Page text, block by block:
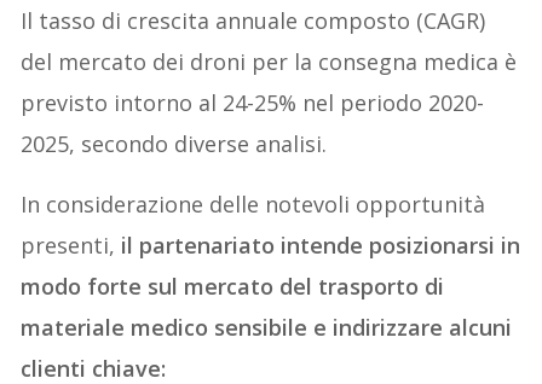
Il tasso di crescita annuale composto (CAGR)
del mercato dei droni per la consegna medica è
previsto intorno al 24-25% nel periodo 2020-
2025, secondo diverse analisi.
In considerazione delle notevoli opportunità
presenti, il partenariato intende posizionarsi in
modo forte sul mercato del trasporto di
materiale medico sensibile e indirizzare alcuni
clienti chiave: